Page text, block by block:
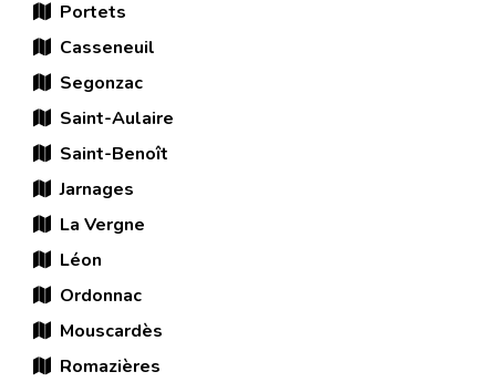
Portets
Casseneuil
Segonzac
Saint-Aulaire
Saint-Benoît
Jarnages
La Vergne
Léon
Ordonnac
Mouscardès
Romazières